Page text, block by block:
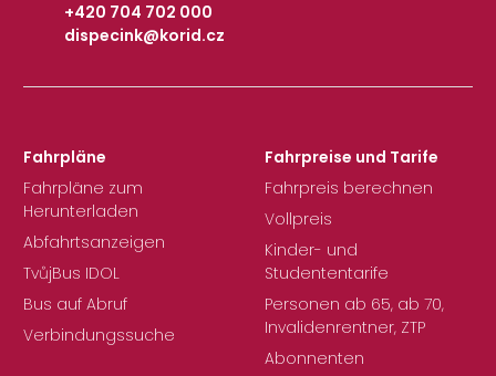
+420 704 702 000
|
dispecink@korid.cz
Fahrpläne
Fahrpläne zum
Herunterladen
Abfahrtsanzeigen
TvůjBus IDOL
Bus auf Abruf
Verbindungssuche
Fahrpreise und Tarife
Fahrpreis berechnen
Vollpreis
Kinder- und
Studententarife
Personen ab 65, ab 70,
Invalidenrentner, ZTP
Abonnenten